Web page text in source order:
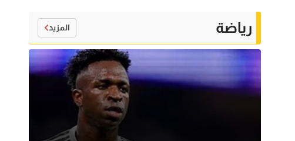
رياضة المزيد